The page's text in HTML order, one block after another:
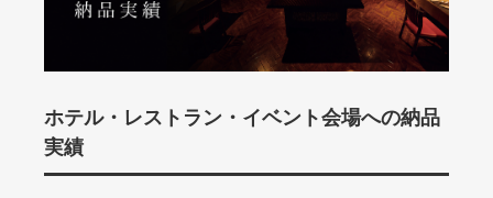
ホテル・レストラン・イベント会場への納品
実績